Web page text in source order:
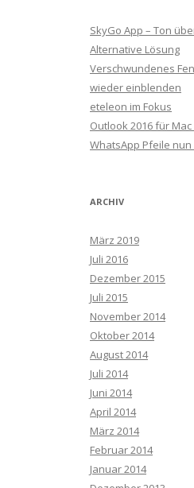
SkyGo App – Ton
Alternative Lösung
Verschwundenes
wieder einblenden
eteleon im Fokus
Outlook 2016 für
WhatsApp Pfeile nun
ARCHIV
März 2019
Juli 2016
Dezember 2015
Juli 2015
November 2014
Oktober 2014
August 2014
Juli 2014
Juni 2014
April 2014
März 2014
Februar 2014
Januar 2014